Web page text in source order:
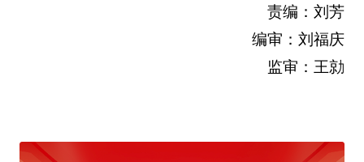
责编：刘芳
编审：刘福庆
监审：王勍